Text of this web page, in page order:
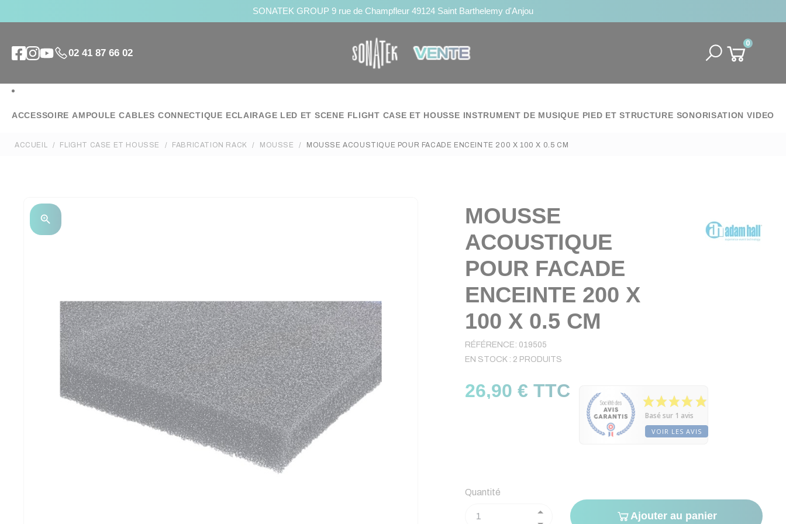
SONATEK GROUP 9 rue de Champfleur 49124 Saint Barthelemy d'Anjou
02 41 87 66 02
0
ACCESSOIRE AMPOULE CABLES CONNECTIQUE ECLAIRAGE LED ET SCENE FLIGHT CASE ET HOUSSE INSTRUMENT DE MUSIQUE PIED ET STRUCTURE SONORISATION VIDEO
ACCUEIL FLIGHT CASE ET HOUSSE FABRICATION RACK MOUSSE MOUSSE ACOUSTIQUE POUR FACADE ENCEINTE 200 X 100 X 0.5 CM
zoom_in
MOUSSE
ACOUSTIQUE
POUR FACADE
ENCEINTE 200 X
100 X 0.5 CM
RÉFÉRENCE: 019505
EN STOCK : 2 PRODUITS
26,90 € TTC
Basé sur 1 avis
VOIR LES AVIS
Quantité
Ajouter au panier